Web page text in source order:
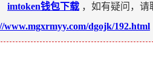
imtoken钱包下载 ，如有疑问，请
www.mgxrmyy.com/dgojk/192.html